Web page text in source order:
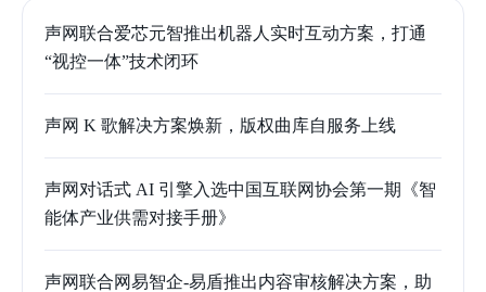
声网联合爱芯元智推出机器人实时互动方案，打通
“视控一体”技术闭环
声网 K 歌解决方案焕新，版权曲库自服务上线
声网对话式 AI 引擎入选中国互联网协会第一期《智
能体产业供需对接手册》
声网联合网易智企-易盾推出内容审核解决方案，助